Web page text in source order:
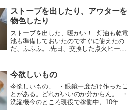
ストーブを出したり、アウターを
物色したり
ストーブを出した、暖かい！..灯油も乾電
池も準備しておいたのですぐに使えたの
だ、ふふふ。.先日、交換した点火ヒータ
すごいラクだ！..これでチャッカマンの煩
わしさから解放...
今欲しいもの
今欲しいもの。..・眼鏡一度だけ作ったこ
とがある。どれがいいのか分からん。..・
洗濯機今のところ現役で稼働中。10年選